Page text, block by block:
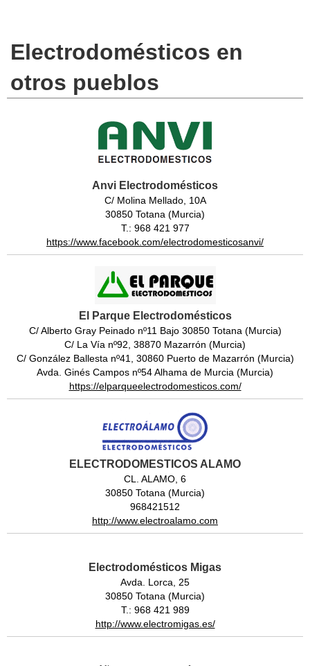
Electrodomésticos en
otros pueblos
Anvi Electrodomésticos
C/ Molina Mellado, 10A
30850 Totana (Murcia)
T.: 968 421 977
https://www.facebook.com/electrodomesticosanvi/
El Parque Electrodomésticos
C/ Alberto Gray Peinado nº11 Bajo 30850 Totana (Murcia)
C/ La Vía nº92, 38870 Mazarrón (Murcia)
C/ González Ballesta nº41, 30860 Puerto de Mazarrón (Murcia)
Avda. Ginés Campos nº54 Alhama de Murcia (Murcia)
https://elparqueelectrodomesticos.com/
ELECTRODOMESTICOS ALAMO
CL. ALAMO, 6
30850 Totana (Murcia)
968421512
http://www.electroalamo.com
Electrodomésticos Migas
Avda. Lorca, 25
30850 Totana (Murcia)
T.: 968 421 989
http://www.electromigas.es/